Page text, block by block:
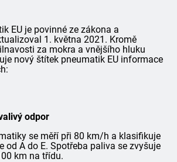
EU je povinné ze zákona a
1. května 2021. Kromě
za mokra a vnějšího hluku
nový štítek pneumatik EU informace
odpor
se měří při 80 km/h a klasifikuje
od A do E. Spotřeba paliva se zvyšuje
km na třídu.